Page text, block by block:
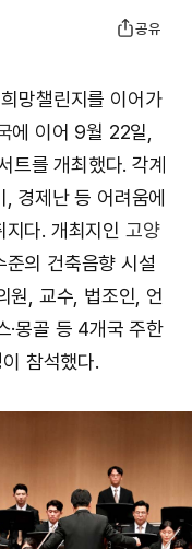
공유
망챌린지를 이어가
에 이어 9월 22일,
트를 개최했다. 각계
경제난 등 어려움에
다. 개최지인 고양
의 건축음향 시설
원, 교수, 법조인, 언
·몽골 등 4개국 주한
참석했다.